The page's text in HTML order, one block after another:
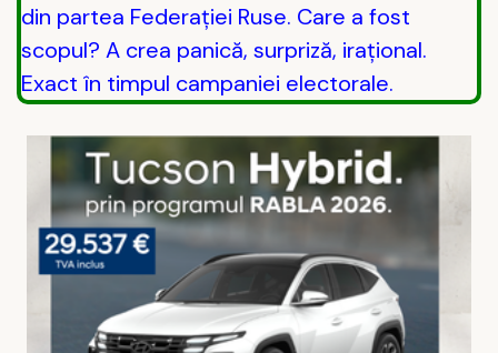
din partea Federației Ruse. Care a fost
scopul? A crea panică, surpriză, irațional.
Exact în timpul campaniei electorale.